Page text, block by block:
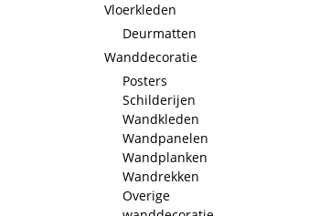
Vloerkleden
Deurmatten
Wanddecoratie
Posters
Schilderijen
Wandkleden
Wandpanelen
Wandplanken
Wandrekken
Overige